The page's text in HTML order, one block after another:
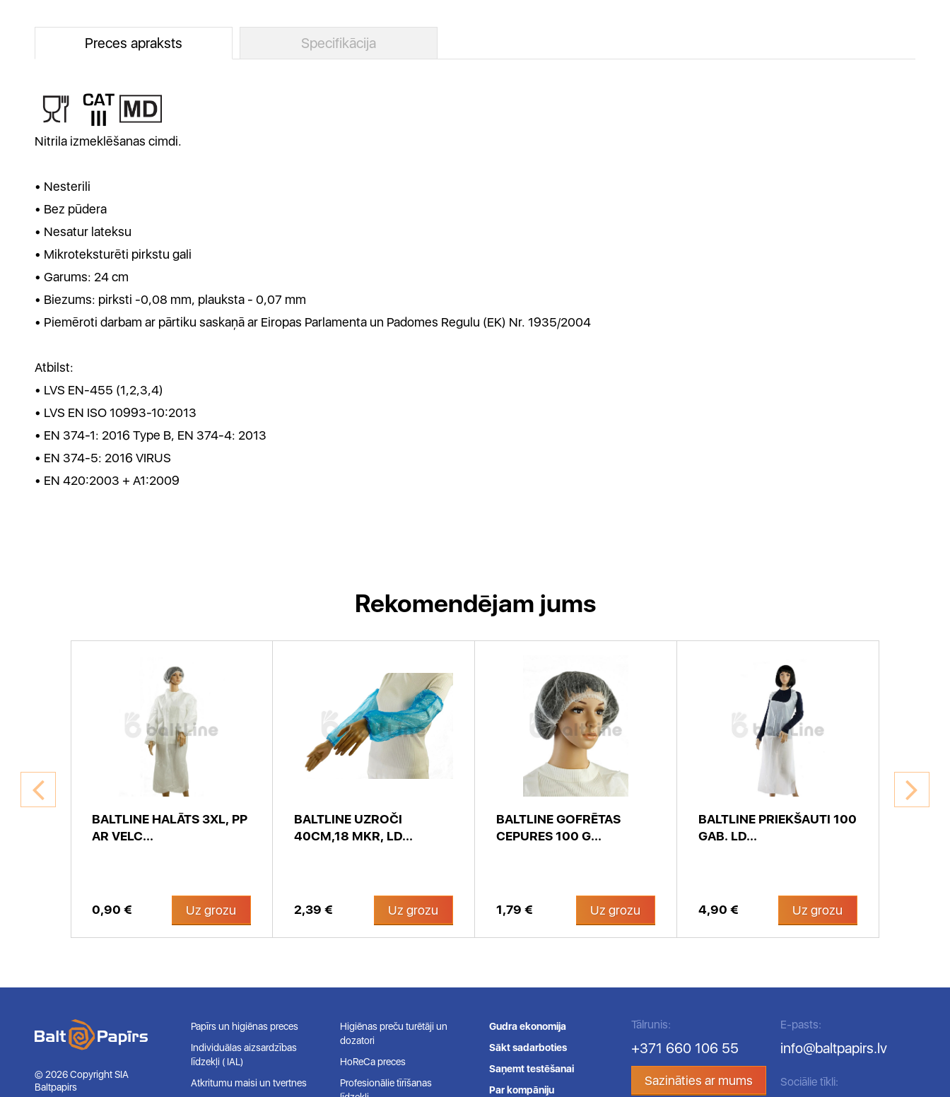
Preces apraksts Specifikācija
Nitrila izmeklēšanas cimdi.
• Nesterili
• Bez pūdera
• Nesatur lateksu
• Mikroteksturēti pirkstu gali
• Garums: 24 cm
• Biezums: pirksti -0,08 mm, plauksta - 0,07 mm
• Piemēroti darbam ar pārtiku saskaņā ar Eiropas Parlamenta un Padomes Regulu (EK) Nr. 1935/2004
Atbilst:
• LVS EN-455 (1,2,3,4)
• LVS EN ISO 10993-10:2013
• EN 374-1: 2016 Type B, EN 374-4: 2013
• EN 374-5: 2016 VIRUS
• EN 420:2003 + A1:2009
Rekomendējam jums
BALTLINE HALĀTS 3XL, PP
AR VELC...
0,90 € Uz grozu
BALTLINE UZROČI
40CM,18 MKR, LD...
2,39 € Uz grozu
BALTLINE GOFRĒTAS
CEPURES 100 G...
1,79 € Uz grozu
BALTLINE PRIEKŠAUTI 100
GAB. LD...
4,90 € Uz grozu
© 2026 Copyright SIA
Baltpapirs
Papīrs un higiēnas preces
Individuālas aizsardzības
līdzekļi ( IAL)
Atkritumu maisi un tvertnes
Higiēnas preču turētāji un
dozatori
HoReCa preces
Profesionālie tīrīšanas
Gudra ekonomija
Sākt sadarboties
Saņemt testēšanai
Par kompāniju
Tālrunis:
+371 660 106 55
Sazināties ar mums
E-pasts:
info@baltpapirs.lv
Sociālie tīkli: